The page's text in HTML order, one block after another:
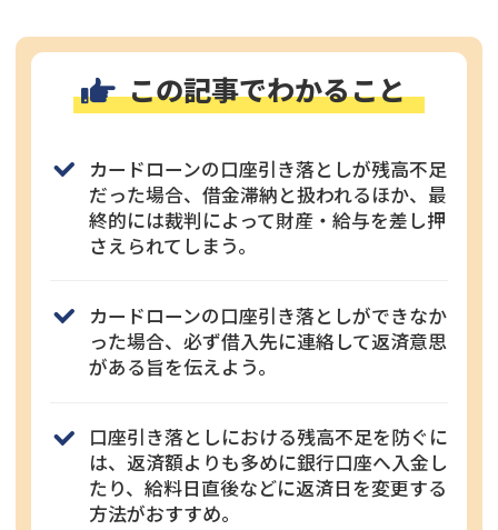
この記事でわかること
カードローンの口座引き落としが残高不足
だった場合、借金滞納と扱われるほか、最
終的には裁判によって財産・給与を差し押
さえられてしまう。
カードローンの口座引き落としができなか
った場合、必ず借入先に連絡して返済意思
がある旨を伝えよう。
口座引き落としにおける残高不足を防ぐに
は、返済額よりも多めに銀行口座へ入金し
たり、給料日直後などに返済日を変更する
方法がおすすめ。